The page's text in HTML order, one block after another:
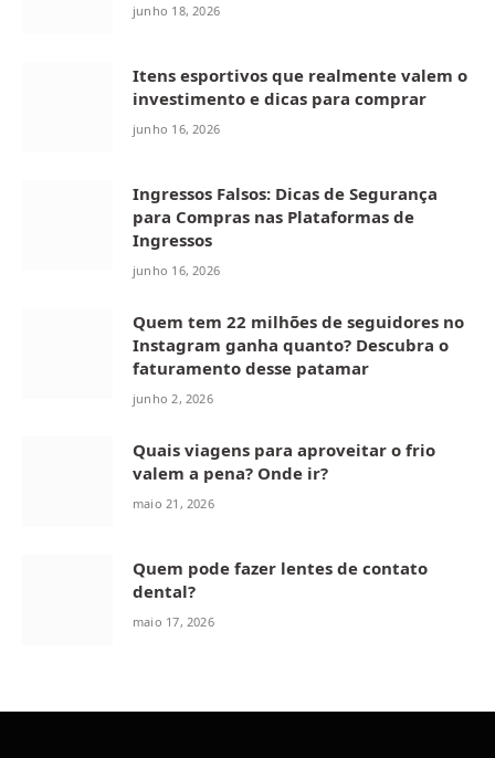
junho 18, 2026
Itens esportivos que realmente valem o
investimento e dicas para comprar
junho 16, 2026
Ingressos Falsos: Dicas de Segurança
para Compras nas Plataformas de
Ingressos
junho 16, 2026
Quem tem 22 milhões de seguidores no
Instagram ganha quanto? Descubra o
faturamento desse patamar
junho 2, 2026
Quais viagens para aproveitar o frio
valem a pena? Onde ir?
maio 21, 2026
Quem pode fazer lentes de contato
dental?
maio 17, 2026